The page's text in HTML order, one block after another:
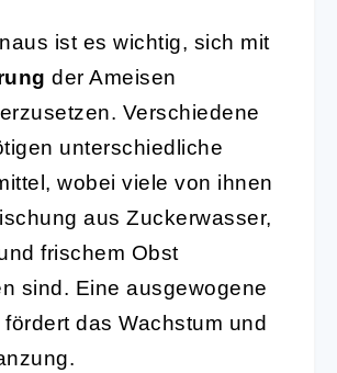
ist es wichtig, sich mit
der Ameisen
Verschiedene
unterschiedliche
wobei viele von ihnen
aus Zuckerwasser,
frischem Obst
sind. Eine ausgewogene
das Wachstum und